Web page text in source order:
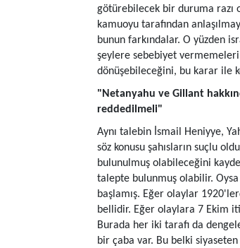
götürebilecek bir duruma razı
kamuoyu tarafından
bunun farkındalar. O yüzden
şeylere sebebiyet
dönüşebileceğini, bu karar ile
"Netanyahu ve Gillant
reddedilmeli"
Aynı talebin İsmail Heniyye,
söz konusu şahısların suçlu
bulunulmuş olabileceğini
talepte bulunmuş olabilir.
başlamış. Eğer olaylar
bellidir. Eğer olaylara 7 Ekim
Burada her iki tarafı da
bir çaba var. Bu belki